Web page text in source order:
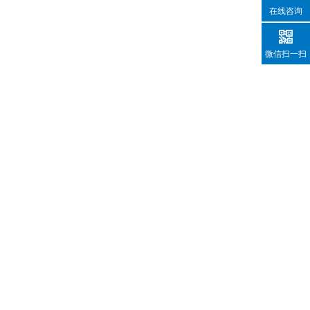
在线咨询
微信扫一扫